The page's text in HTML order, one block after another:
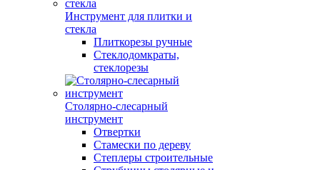
Инструмент для плитки и
стекла
Плиткорезы ручные
Стеклодомкраты,
стеклорезы
Столярно-слесарный
инструмент
Отвертки
Стамески по дереву
Степлеры строительные